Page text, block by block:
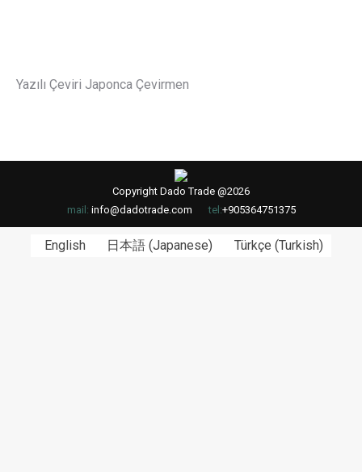
Yazılı Çeviri Japonca Çevirmen
Copyright Dado Trade @2026
mail: info@dadotrade.com tel:+905364751375
English 日本語 (Japanese) Türkçe (Turkish)